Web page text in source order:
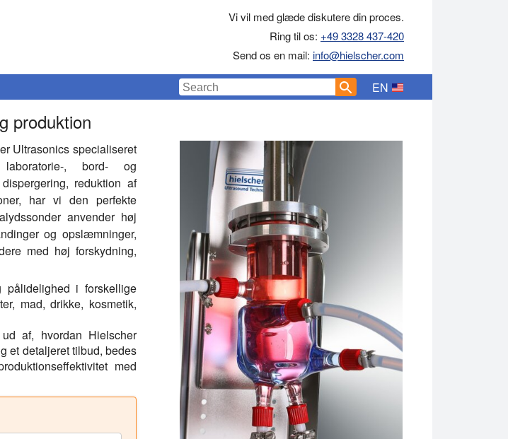
Vi vil med glæde diskutere din proces.
Ring til os: +49 3328 437-420
Send os en mail: info@hielscher.com
EN
produktion
Ultrasonics specialiseret
, bord- og
reduktion af
har vi den perfekte
anvender høj
og opslæmninger,
med høj forskydning,
pålidelighed i forskellige
mad, drikke, kosmetik,
af, hvordan Hielscher
et detaljeret tilbud, bedes
med